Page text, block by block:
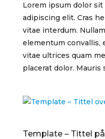
Lorem ipsum dolor
adipiscing elit. Cras
vitae interdum.
elementum convallis,
vitae ultrices quam
placerat dolor. Mauris
Template – Tittel